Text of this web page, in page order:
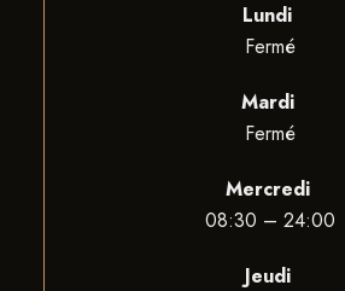
Lundi
Fermé
Mardi
Fermé
Mercredi
08:30 – 24:00
Jeudi